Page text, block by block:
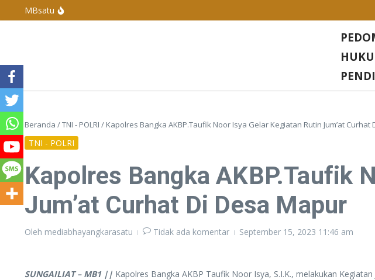
Lewati ke konten
MBsatu
Polres Bangka Barat Melaksanakan Pengamanan Di setiap Gereja Di Wilkum
Penyelenggaraan Pengurus Karang Taruna Desa Nangerang Kecamatan
Kapolda Kepulauan Bangka Belitung Berganti, Irjen Tornagogo Sihombing Pimpin
Beranda /TNI - POLRI / Kapolres Bangka AKBP.Taufik Noor Isya Gelar Kegiatan Rutin Jum’at Curhat
TNI - POLRI
Kapolres Bangka AKBP.Taufik
Jum’at Curhat Di Desa Mapur
Oleh mediabhayangkarasatu Tidak ada komentar September 15, 2023 11:46 am
SUNGAILIAT – MB1 || Kapolres Bangka AKBP Taufik Noor Isya, S.I.K., melakukan